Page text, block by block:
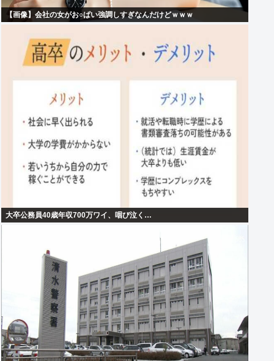
【画像】会社の女がお○ぱい強調しすぎなんだけどｗｗｗ
大卒公務員40歳年収700万ワイ、咽び泣く…